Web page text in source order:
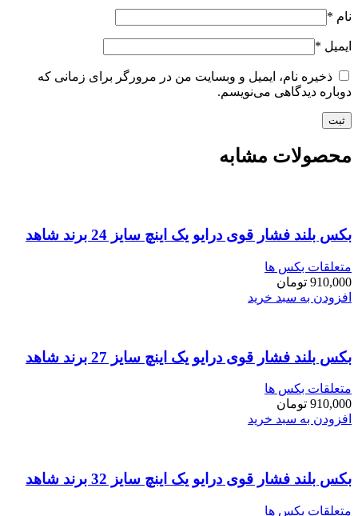
نام *
ایمیل *
ذخیره نام، ایمیل و وبسایت من در مرورگر برای زمانی که
دوباره دیدگاهی می‌نویسم.
محصولات مشابه
بکس بلند فشار قوی درایو یک اینچ سایز 24 برند شاهد
متعلقات بکس ها
910,000 تومان
افزودن به سبد خرید
بکس بلند فشار قوی درایو یک اینچ سایز 27 برند شاهد
متعلقات بکس ها
910,000 تومان
افزودن به سبد خرید
بکس بلند فشار قوی درایو یک اینچ سایز 32 برند شاهد
متعلقات بکس ها